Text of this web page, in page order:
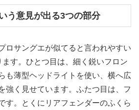
う意見が出る3つの部分
ロサングエが似てると言われやすい
す。ひとつ目は、細く鋭いフロン
も薄型ヘッドライトを使い、横へ広
強く見せています。ふたつ目は、フ
す。とくにリアフェンダーのふくら